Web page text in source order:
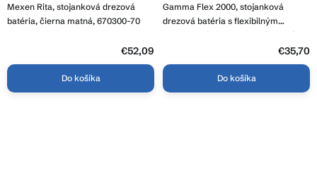
Mexen Rita, stojanková drezová
batéria, čierna matná, 670300-70
produktu
je
€52,09
Do košíka
Gamma Flex 2000, stojanková
drezová batéria s flexibilným
ramenom, čierna-medená matná,
€35,70
Do košíka